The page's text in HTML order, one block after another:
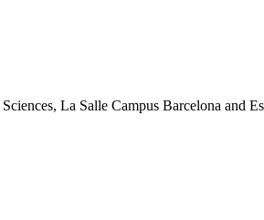
La Salle Campus Barcelona and